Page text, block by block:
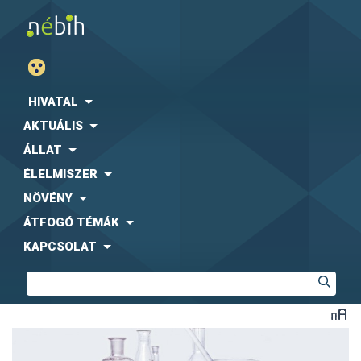
HIVATAL
AKTUÁLIS
ÁLLAT
ÉLELMISZER
NÖVÉNY
ÁTFOGÓ TÉMÁK
KAPCSOLAT